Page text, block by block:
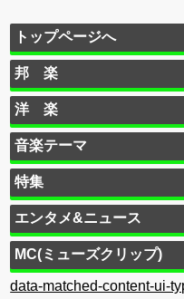
トップページへ
邦 楽
洋 楽
音楽テーマ
特集
エンタメ&ニュース
MC(ミューズクリップ)
data-matched-content-ui-